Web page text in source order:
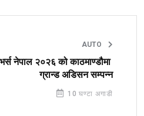
AUTO
नेपाल २०२६ को काठमाण्डौमा
ग्रान्ड अडिसन सम्पन्न
10 घण्टा अगाडी